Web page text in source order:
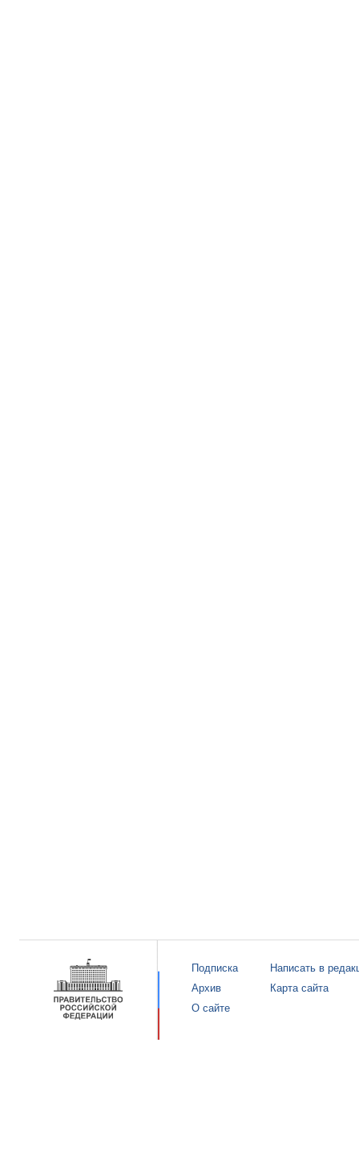
Подписка
Архив
О сайте
Написать в
Карта сайта